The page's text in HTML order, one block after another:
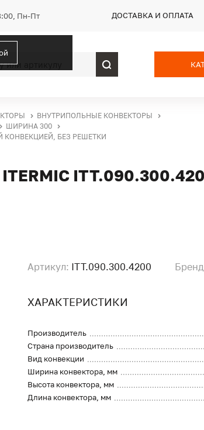
Пн-Пт ДОСТАВКА И ОПЛАТА
ВНУТРИПОЛЬНЫЕ КОНВЕКТОРЫ
ШИРИНА 300
КОНВЕКЦИЕЙ, БЕЗ РЕШЕТКИ
Артикул: ITT.090.300.4200
ХАРАКТЕРИСТИКИ
Производитель
Страна производитель
Вид конвекции
Ширина конвектора, мм
Высота конвектора, мм
Длина конвектора, мм